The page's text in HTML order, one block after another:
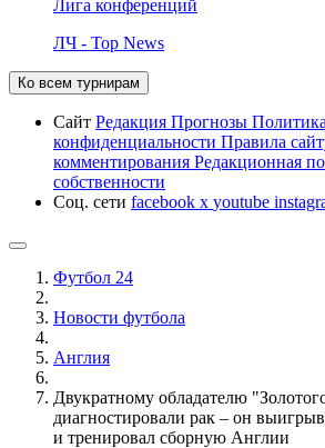
Лига конференций
ЛЧ - Top News
Ко всем турнирам
Сайт Редакция Прогнозы Политика
конфиденциальности Правила
комментирования Редакционная
собственности
Соц. сети facebook x youtube
Футбол 24
Новости футбола
Англия
Двукратному обладателю
диагностировали рак – он
и тренировал сборную Англии